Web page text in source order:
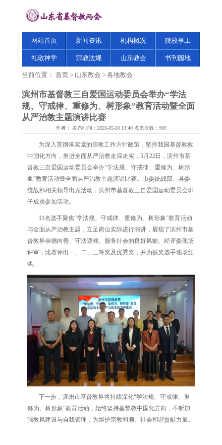
网站首页 新闻资讯 机构概况 院校事工
礼敬神学 宗教法规 山东教会 书刊园地
当前位置： 首页 > 山东教会 > 各地教会
滨州市基督教三自爱国运动委员会举办“学法
规、守戒律、重修为、树形象”教育活动暨全面
从严治教主题演讲比赛
作者： 发布时间：2026-05-28 13:40 点击次数： 969
为深入贯彻落实党的宗教工作方针政策，坚持我国基督教教
中国化方向，推进全面从严治教走深走实，5月22日，滨州市基
督教三自爱国运动委员会举办“学法规、守戒律、重修为、树形
象”教育活动暨全面从严治教主题演讲比赛。市委统战部、县委
统战部相关领导出席活动，滨州市基督教三自爱国运动委员会班
子成员参加活动。
11名选手聚焦“学法规、守戒律、重修为、树形象”教育活动
与全面从严治教主题，立足岗位实际进行演讲，展现了滨州市基
督教界崇德向善、守法遵规、服务社会的良好风貌。经评委现场
评审，比赛评出一、二、三等奖及优秀奖，并为获奖选手现场颁
奖。
下一步，滨州市基督教界将持续深化“学法规、守戒律、重
修为、树形象”教育活动，始终坚持基督教中国化方向，不断加
强教风建设与自我管理，为维护宗教和顺、社会和谐贡献力量。